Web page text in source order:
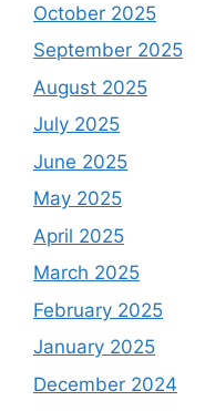
October 2025
September 2025
August 2025
July 2025
June 2025
May 2025
April 2025
March 2025
February 2025
January 2025
December 2024